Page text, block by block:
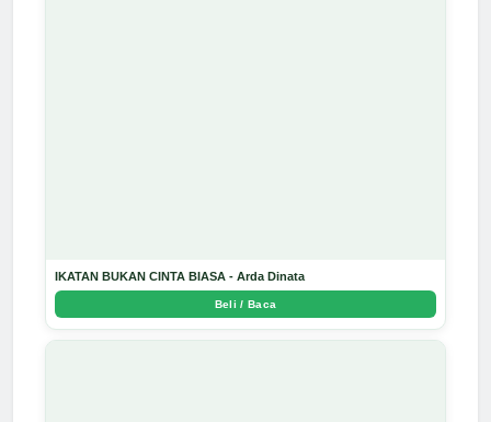
IKATAN BUKAN CINTA BIASA - Arda Dinata
Beli / Baca